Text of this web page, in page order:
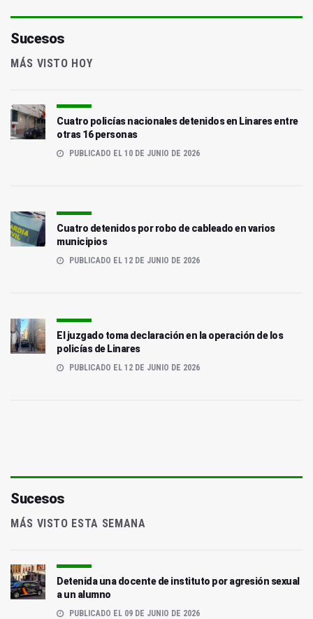
Sucesos
MÁS VISTO HOY
Cuatro policías nacionales detenidos en Linares entre
otras 16 personas
PUBLICADO EL 10 DE JUNIO DE 2026
Cuatro detenidos por robo de cableado en varios
municipios
PUBLICADO EL 12 DE JUNIO DE 2026
El juzgado toma declaración en la operación de los
policías de Linares
PUBLICADO EL 12 DE JUNIO DE 2026
Sucesos
MÁS VISTO ESTA SEMANA
Detenida una docente de instituto por agresión sexual
a un alumno
PUBLICADO EL 09 DE JUNIO DE 2026